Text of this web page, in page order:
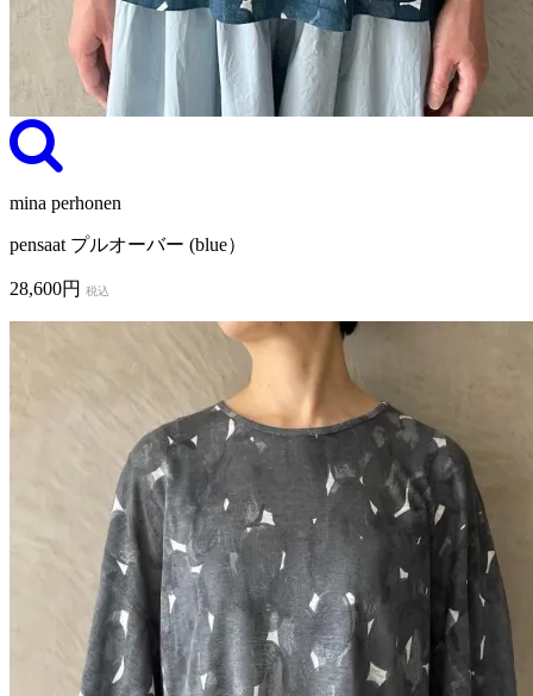
mina perhonen
pensaat プルオーバー (blue）
28,600円 税込